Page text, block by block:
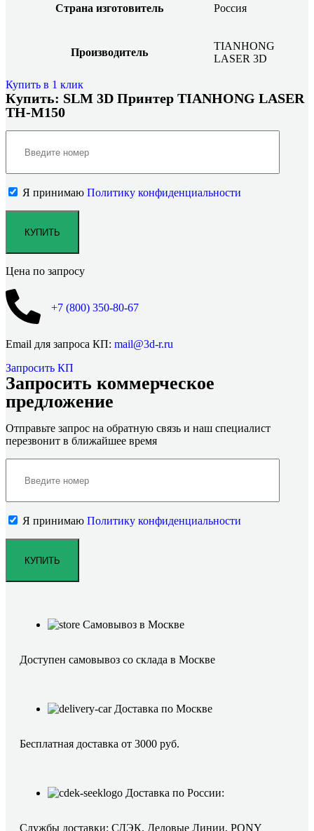
Страна изготовитель Россия
Производитель
TIANHONG
LASER 3D
Купить в 1 клик
Купить: SLM 3D Принтер TIANHONG LASER
TH-M150
Я принимаю Политику конфиденциальности
Цена по запросу
+7 (800) 350-80-67
Email для запроса КП: mail@3d-r.ru
Запросить КП
Запросить коммерческое
предложение
Отправьте запрос на обратную связь и наш специалист
перезвонит в ближайшее время
Я принимаю Политику конфиденциальности
Самовывоз в Москве
Доступен самовывоз со склада в Москве
Доставка по Москве
Бесплатная доставка от 3000 руб.
Доставка по России:
Службы доставки: СДЭК, Деловые Линии, PONY